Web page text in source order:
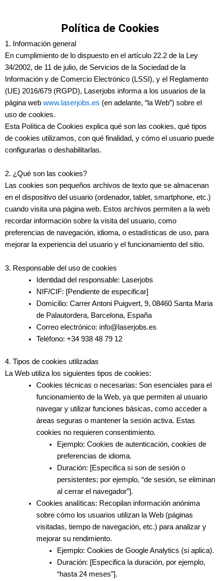
Política de Cookies
1. Información general
En cumplimiento de lo dispuesto en el artículo 22.2 de la Ley
34/2002, de 11 de julio, de Servicios de la Sociedad de la
Información y de Comercio Electrónico (LSSI), y el Reglamento
(UE) 2016/679 (RGPD), Laserjobs informa a los usuarios de la
página web www.laserjobs.es (en adelante, “la Web”) sobre el
uso de cookies.
Esta Política de Cookies explica qué son las cookies, qué tipos
de cookies utilizamos, con qué finalidad, y cómo el usuario puede
configurarlas o deshabilitarlas.
2. ¿Qué son las cookies?
Las cookies son pequeños archivos de texto que se almacenan
en el dispositivo del usuario (ordenador, tablet, smartphone, etc.)
cuando visita una página web. Estos archivos permiten a la web
recordar información sobre la visita del usuario, como
preferencias de navegación, idioma, o estadísticas de uso, para
mejorar la experiencia del usuario y el funcionamiento del sitio.
3. Responsable del uso de cookies
Identidad del responsable: Laserjobs
NIF/CIF: [Pendiente de especificar]
Domicilio: Carrer Antoni Puigvert, 9, 08460 Santa Maria
de Palautordera, Barcelona, España
Correo electrónico: info@laserjobs.es
Teléfono: +34 938 48 79 12
4. Tipos de cookies utilizadas
La Web utiliza los siguientes tipos de cookies:
Cookies técnicas o necesarias: Son esenciales para el
funcionamiento de la Web, ya que permiten al usuario
navegar y utilizar funciones básicas, como acceder a
áreas seguras o mantener la sesión activa. Estas
cookies no requieren consentimiento.
Ejemplo: Cookies de autenticación, cookies de
preferencias de idioma.
Duración: [Especifica si son de sesión o
persistentes; por ejemplo, “de sesión, se eliminan
al cerrar el navegador”].
Cookies analíticas: Recopilan información anónima
sobre cómo los usuarios utilizan la Web (páginas
visitadas, tiempo de navegación, etc.) para analizar y
mejorar su rendimiento.
Ejemplo: Cookies de Google Analytics (si aplica).
Duración: [Especifica la duración, por ejemplo,
“hasta 24 meses”].